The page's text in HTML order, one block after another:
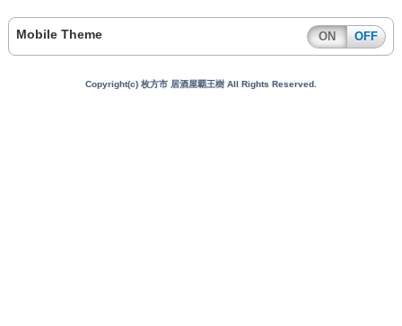
Mobile Theme ON OFF
Copyright(c) 枚方市 居酒屋覇王樹 All Rights Reserved.